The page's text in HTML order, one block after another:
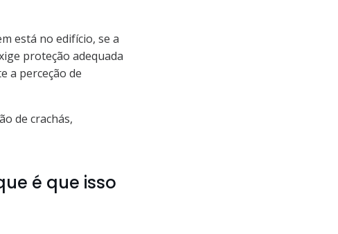
está no edifício, se a
proteção adequada
a perceção de
de crachás,
é que isso